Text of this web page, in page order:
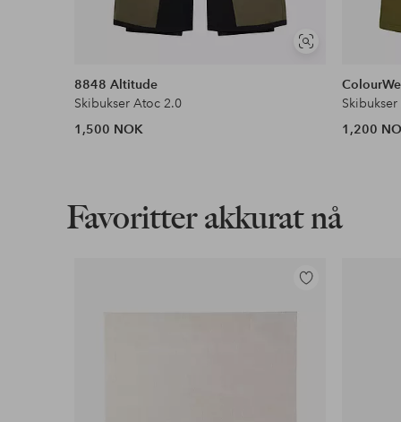
Faktura & Konto
Våre mest fordelaktige betalingsmåter
Vis
8848 Altitude
Skibukser Atoc 2.0
1,500 NOK
Skibukser
1,200
Favoritter akkurat nå
Legg